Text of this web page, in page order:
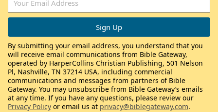
By submitting your email address, you understand that you
will receive email communications from Bible Gateway,
operated by HarperCollins Christian Publishing, 501 Nelson
Pl, Nashville, TN 37214 USA, including commercial
communications and messages from partners of Bible
Gateway. You may unsubscribe from Bible Gateway’s emails
at any time. If you have any questions, please review our
Privacy Policy or email us at privacy@biblegateway.com.